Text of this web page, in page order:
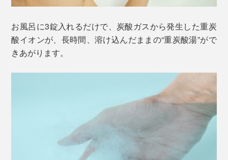
お風呂に3錠入れるだけで、炭酸ガスから発生した重炭
酸イオンが、長時間、溶け込んだままの“重炭酸湯”がで
きあがります。